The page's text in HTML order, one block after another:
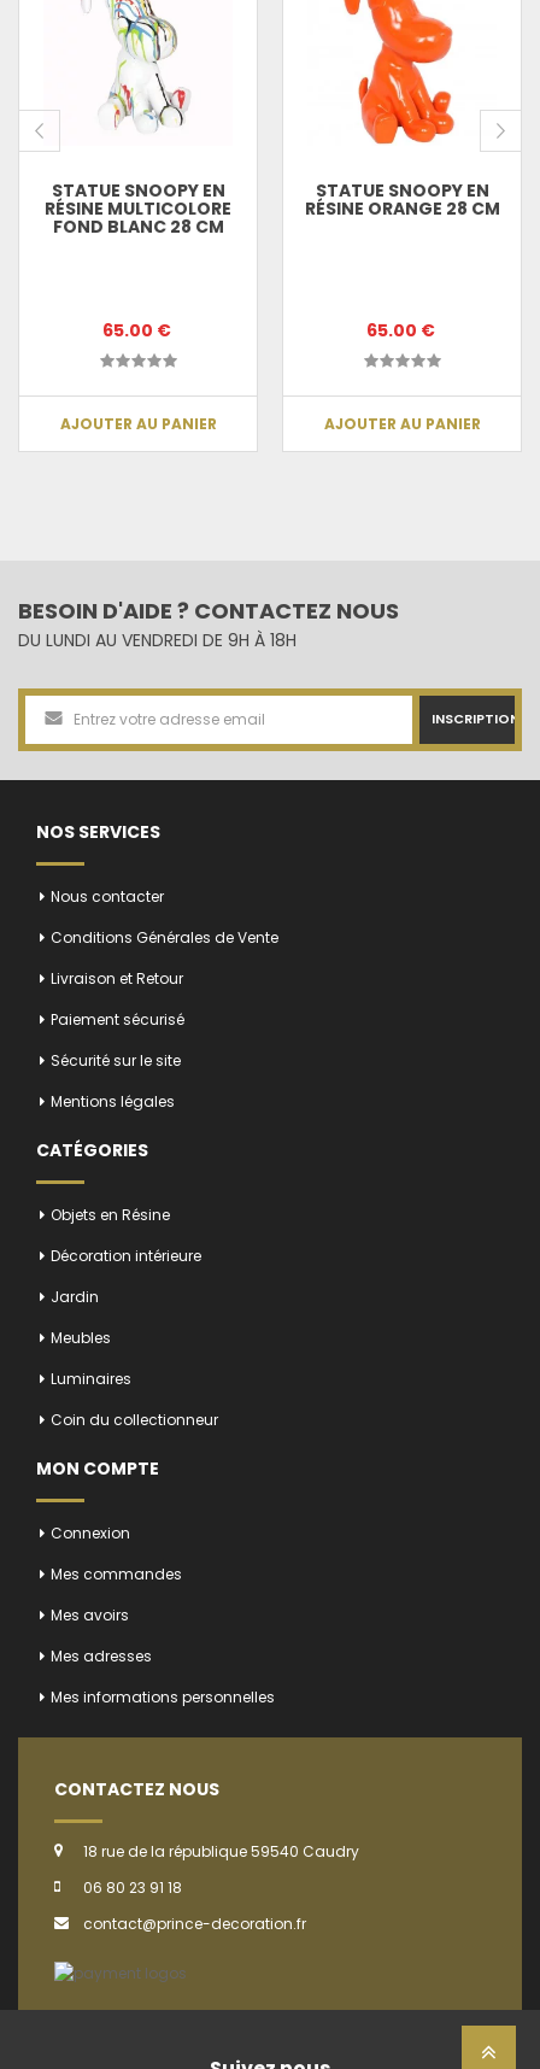
STATUE SNOOPY EN
RÉSINE MULTICOLORE
FOND BLANC 28 CM
65.00 €
AJOUTER AU PANIER
STATUE SNOOPY EN
RÉSINE ORANGE 28 CM
65.00 €
AJOUTER AU PANIER
BESOIN D'AIDE ? CONTACTEZ NOUS
DU LUNDI AU VENDREDI DE 9H À 18H
INSCRIPTION
NOS SERVICES
Nous contacter
Conditions Générales de Vente
Livraison et Retour
Paiement sécurisé
Sécurité sur le site
Mentions légales
CATÉGORIES
Objets en Résine
Décoration intérieure
Jardin
Meubles
Luminaires
Coin du collectionneur
MON COMPTE
Connexion
Mes commandes
Mes avoirs
Mes adresses
Mes informations personnelles
CONTACTEZ NOUS
18 rue de la république 59540 Caudry
06 80 23 91 18
contact@prince-decoration.fr